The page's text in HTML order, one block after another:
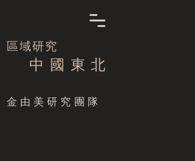
區域研究
中 國 東 北
​金由美研究團隊